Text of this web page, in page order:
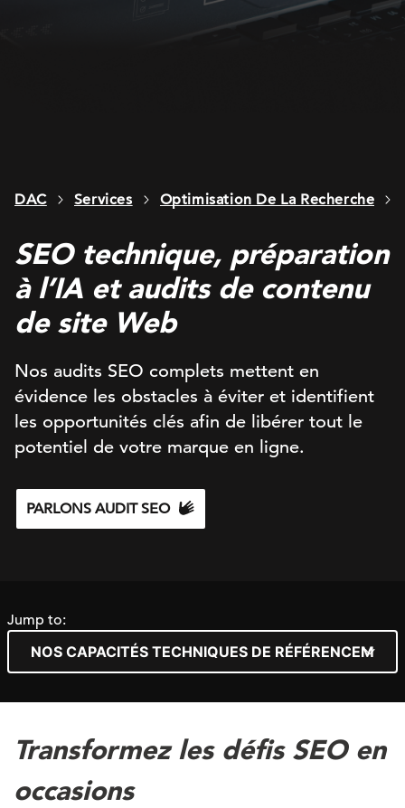
DAC Services Optimisation De La Recherche
SEO technique, préparation
à l’IA et audits de contenu
de site Web
Nos audits SEO complets mettent en
évidence les obstacles à éviter et identifient
les opportunités clés afin de libérer tout le
potentiel de votre marque en ligne.
PARLONS AUDIT SEO
Jump to:
Transformez les défis SEO en
occasions